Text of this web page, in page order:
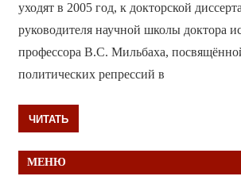
уходят в 2005 год, к докторской
руководителя научной школы доктора
профессора В.С. Мильбаха,
политических репрессий в
ЧИТАТЬ
МЕНЮ